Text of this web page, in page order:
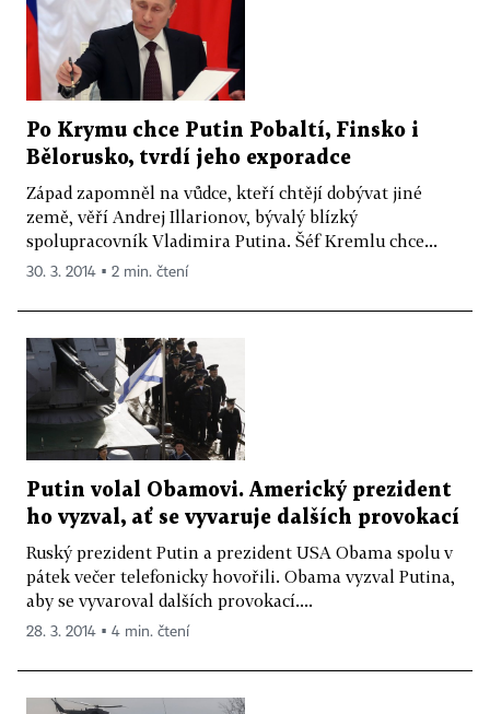
Po Krymu chce Putin Pobaltí, Finsko i
Bělorusko, tvrdí jeho exporadce
Západ zapomněl na vůdce, kteří chtějí dobývat jiné
země, věří Andrej Illarionov, bývalý blízký
spolupracovník Vladimira Putina. Šéf Kremlu chce...
30. 3. 2014 ▪ 2 min. čtení
Putin volal Obamovi. Americký prezident
ho vyzval, ať se vyvaruje dalších provokací
Ruský prezident Putin a prezident USA Obama spolu v
pátek večer telefonicky hovořili. Obama vyzval Putina,
aby se vyvaroval dalších provokací....
28. 3. 2014 ▪ 4 min. čtení